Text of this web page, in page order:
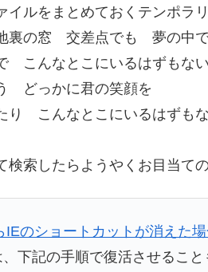
イルをまとめておくテンポラリ
裏の窓 交差点でも 夢の中
こんなとこにいるはずもな
どっかに君の笑顔を
こんなとこにいるはずも
検索したらようやくお目当て
のショートカットが消えた場
下記の手順で復活させること